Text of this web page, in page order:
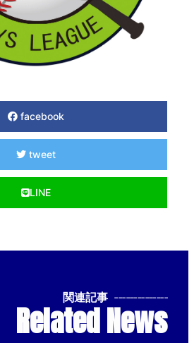
facebook
tweet
LINE
関連記事 --------------
Related News